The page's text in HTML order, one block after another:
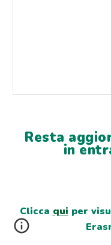
Resta
in
Clicca qui per